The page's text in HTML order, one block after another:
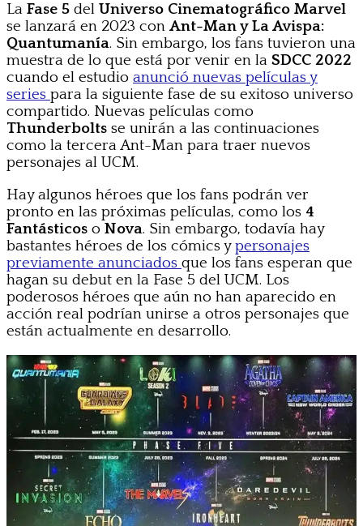
La Fase 5 del Universo Cinematográfico Marvel
se lanzará en 2023 con Ant-Man y La Avispa:
Quantumanía. Sin embargo, los fans tuvieron una
muestra de lo que está por venir en la SDCC 2022
cuando el estudio anunció nuevas películas y
series para la siguiente fase de su exitoso universo
compartido. Nuevas películas como
Thunderbolts se unirán a las continuaciones
como la tercera Ant-Man para traer nuevos
personajes al UCM.
Hay algunos héroes que los fans podrán ver
pronto en las próximas películas, como los 4
Fantásticos o Nova. Sin embargo, todavía hay
bastantes héroes de los cómics ypersonajes
previamente anunciados que los fans esperan que
hagan su debut en la Fase 5 del UCM. Los
poderosos héroes que aún no han aparecido en
acción real podrían unirse a otros personajes que
están actualmente en desarrollo.